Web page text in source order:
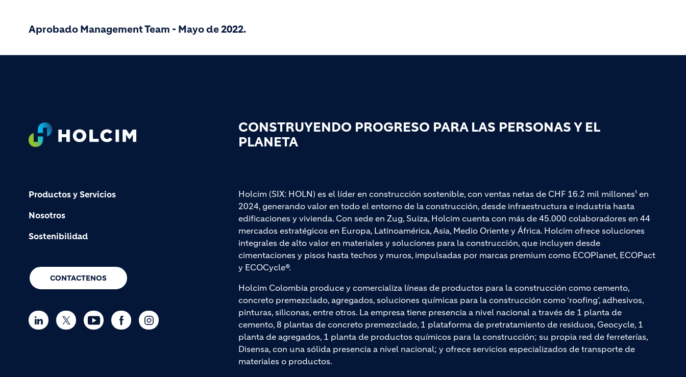
Aprobado Management Team - Mayo de 2022.
CONSTRUYENDO PROGRESO PARA LAS PERSONAS Y EL
PLANETA
Productos y Servicios
Nosotros
Sostenibilidad
CONTACTENOS
Holcim (SIX: HOLN) es el líder en construcción sostenible, con ventas netas de CHF 16.2 mil millones¹ en
2024, generando valor en todo el entorno de la construcción, desde infraestructura e industria hasta
edificaciones y vivienda. Con sede en Zug, Suiza, Holcim cuenta con más de 45.000 colaboradores en 44
mercados estratégicos en Europa, Latinoamérica, Asia, Medio Oriente y África. Holcim ofrece soluciones
integrales de alto valor en materiales y soluciones para la construcción, que incluyen desde
cimentaciones y pisos hasta techos y muros, impulsadas por marcas premium como ECOPlanet, ECOPact
y ECOCycle®.
Holcim Colombia produce y comercializa líneas de productos para la construcción como cemento,
concreto premezclado, agregados, soluciones químicas para la construcción como ‘roofing’, adhesivos,
pinturas, siliconas, entre otros. La empresa tiene presencia a nivel nacional a través de 1 planta de
cemento, 8 plantas de concreto premezclado, 1 plataforma de pretratamiento de residuos, Geocycle, 1
planta de agregados, 1 planta de productos químicos para la construcción; su propia red de ferreterías,
Disensa, con una sólida presencia a nivel nacional; y ofrece servicios especializados de transporte de
materiales o productos.